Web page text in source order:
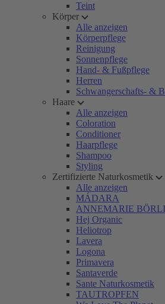
Teint
Körper
Alle anzeigen
Körperpflege
Reinigung
Sonnenpflege
Hand- & Fußpflege
Herren
Schwangerschafts- &
Haare
Alle anzeigen
Coloration
Conditioner
Haarpflege
Shampoo
Styling
Zertifizierte Naturkosmetik
Alle anzeigen
MÁDARA
ANNEMARIE
Hej Organic
Heliotrop
Lavera
Logona
Primavera
Santaverde
Sante Naturkosmetik
TAUTROPFEN